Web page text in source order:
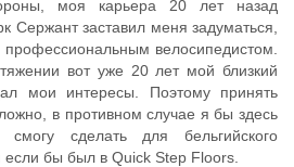
моя карьера 20 лет назад
Сержант заставил меня задуматься,
профессиональным велосипедистом.
вот уже 20 лет мой близкий
мои интересы. Поэтому принять
в противном случае я бы здесь
сделать для бельгийского
бы был в Quick Step Floors.